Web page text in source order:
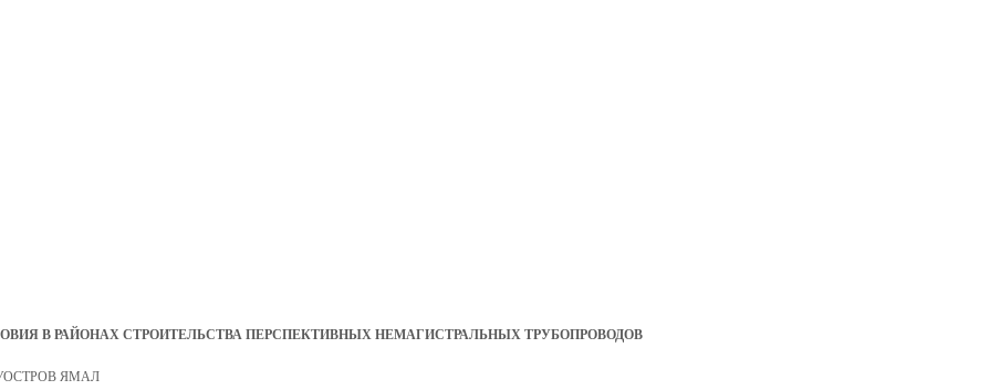
В РАЙОНАХ СТРОИТЕЛЬСТВА ПЕРСПЕКТИВНЫХ НЕМАГИСТРАЛЬНЫХ ТРУБОПРОВОДОВ
ЯМАЛ